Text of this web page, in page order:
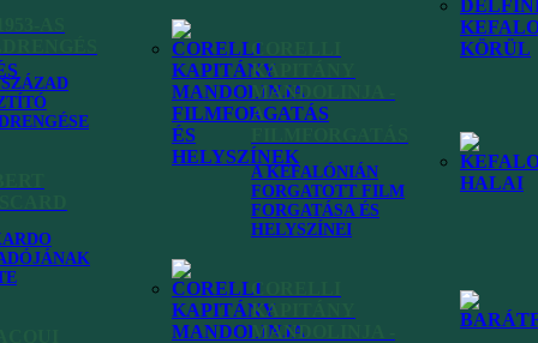
CORELLI
KAPITÁNY
MANDOLINJA -
A
A KEFALÓNIÁN
FORGATOTT FILM
FORGATÁSA ÉS
HELYSZÍNEI
CORELLI
KAPITÁNY
MANDOLINJA -